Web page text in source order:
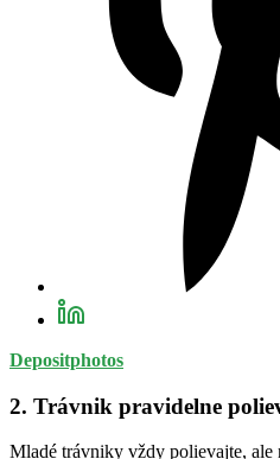
Depositphotos
2. Trávnik pravidelne
Mladé trávniky vždy polievajte, ale